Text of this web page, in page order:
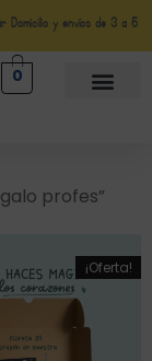
Domicilio y envíos de 3 a 5
0
profes”
¡Oferta!